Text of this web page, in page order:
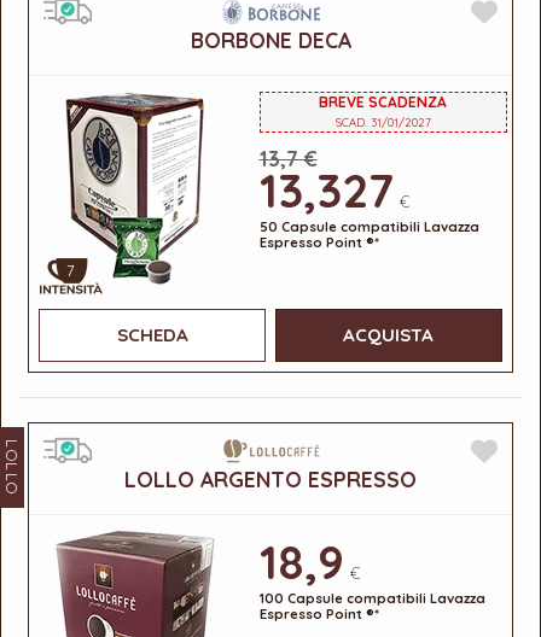
BORBONE DECA
7
BREVE SCADENZA
SCAD. 31/01/2027
13,7 €
13,327 €
50 Capsule compatibili Lavazza
Espresso Point ®*
SCHEDA ACQUISTA
LOLLO LOLLO ARGENTO ESPRESSO
18,9 €
100 Capsule compatibili Lavazza
Espresso Point ®*